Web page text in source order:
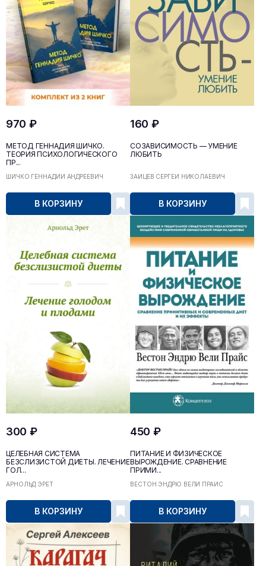
970 ₽
МЕТОД ГЕННАДИЯ ШИЧКО.
ТЕОРИЯ ПСИХОЛОГИЧЕСКОГО
ПР...
ШИЧКО ГЕННАДИЙ АНДРЕЕВИЧ
В КОРЗИНУ
160 ₽
СОЗАВИСИМОСТЬ — УМЕНИЕ
ЛЮБИТЬ
ЗАЙЦЕВ СЕРГЕЙ НИКОЛАЕВИЧ
В КОРЗИНУ
300 ₽
ЦЕЛЕБНАЯ СИСТЕМА
БЕЗСЛИЗИСТОЙ ДИЕТЫ. ЛЕЧЕНИЕ
ГОЛ...
АРНОЛЬД ЭРЕТ
В КОРЗИНУ
450 ₽
ПИТАНИЕ И ФИЗИЧЕСКОЕ
ВЫРОЖДЕНИЕ. СРАВНЕНИЕ
ПРИМИ...
ВЕСТОН ЭНДРЮ ВЕЛИ ПРАЙС
В КОРЗИНУ